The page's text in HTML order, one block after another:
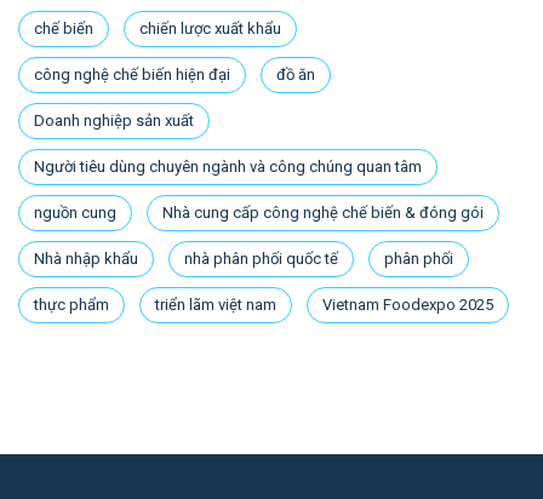
chế biến chiến lược xuất khẩu
công nghệ chế biến hiện đại đồ ăn
Doanh nghiệp sản xuất
Người tiêu dùng chuyên ngành và công chúng quan tâm
nguồn cung Nhà cung cấp công nghệ chế biến & đóng gói
Nhà nhập khẩu nhà phân phối quốc tế phân phối
thực phẩm triển lãm việt nam Vietnam Foodexpo 2025